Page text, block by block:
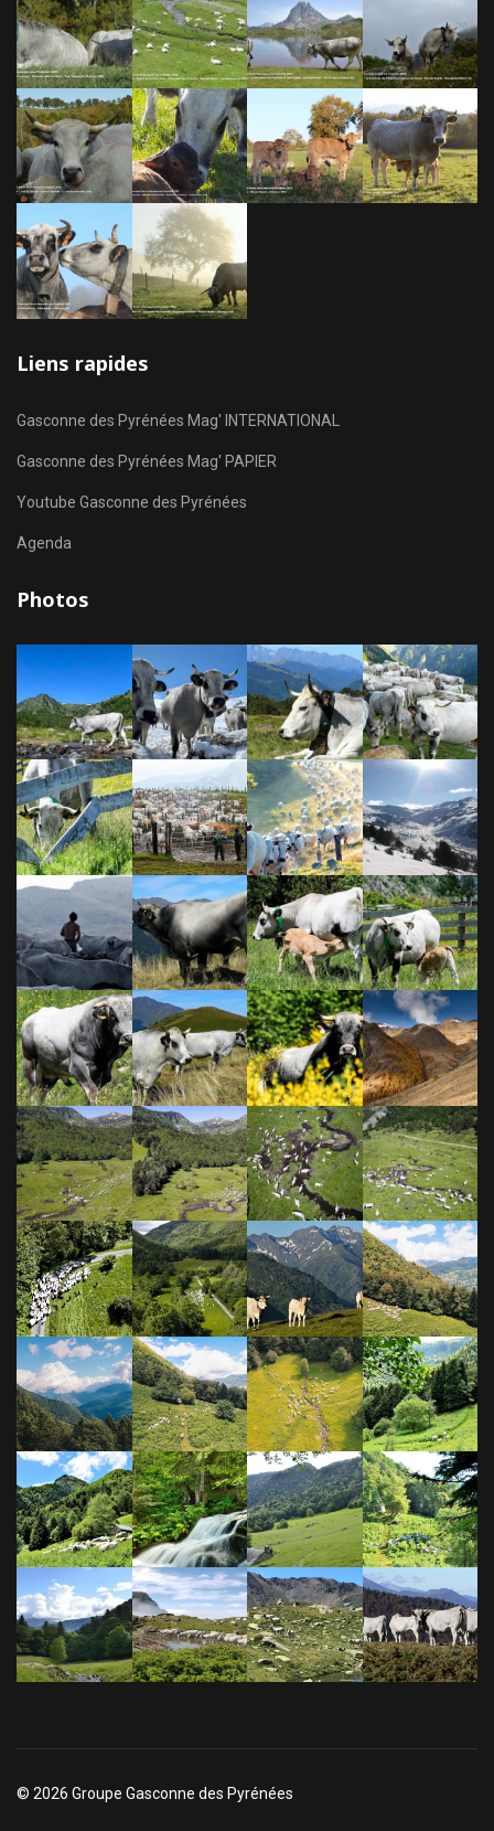
Liens rapides
Gasconne des Pyrénées Mag' INTERNATIONAL
Gasconne des Pyrénées Mag' PAPIER
Youtube Gasconne des Pyrénées
Agenda
Photos
© 2026 Groupe Gasconne des Pyrénées